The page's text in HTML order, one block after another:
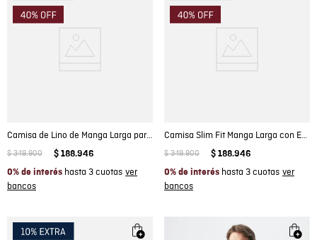
Camisa de Lino de Manga Larga para Hombre
$ 349.900 $ 188.946
0% de interés hasta 3 cuotas
Camisa Slim Fit Manga Larga con Estampado de Cuadros y Tecnología Coolmax para Hombre
$ 349.900 $ 188.946
0% de interés hasta 3 cuotas